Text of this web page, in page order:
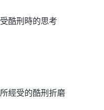
酷刑時的思考
經受的酷刑折磨